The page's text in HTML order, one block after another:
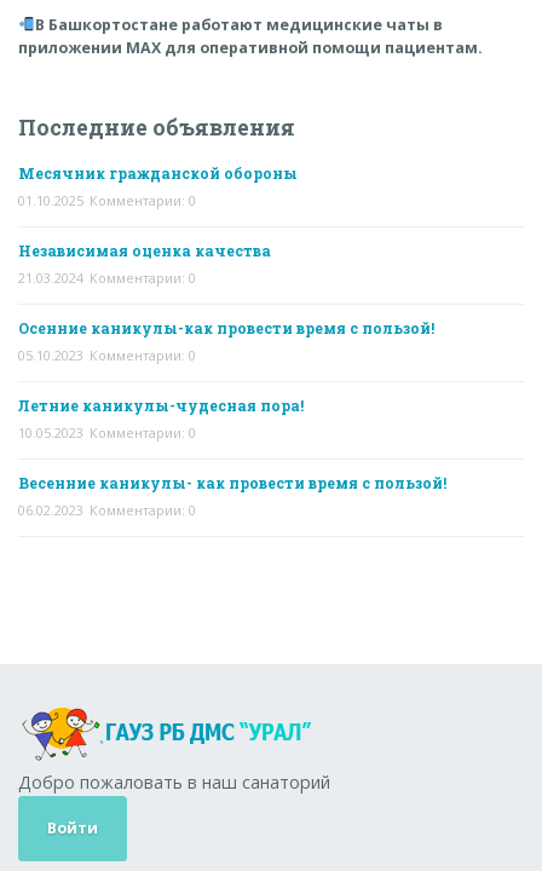
В Башкортостане работают медицинские чаты в
приложении MAX для оперативной помощи пациентам.
Последние объявления
Месячник гражданской обороны
01.10.2025 Комментарии: 0
Независимая оценка качества
21.03.2024 Комментарии: 0
Осенние каникулы-как провести время с пользой!
05.10.2023 Комментарии: 0
Летние каникулы-чудесная пора!
10.05.2023 Комментарии: 0
Весенние каникулы- как провести время с пользой!
06.02.2023 Комментарии: 0
Добро пожаловать в наш санаторий
Войти